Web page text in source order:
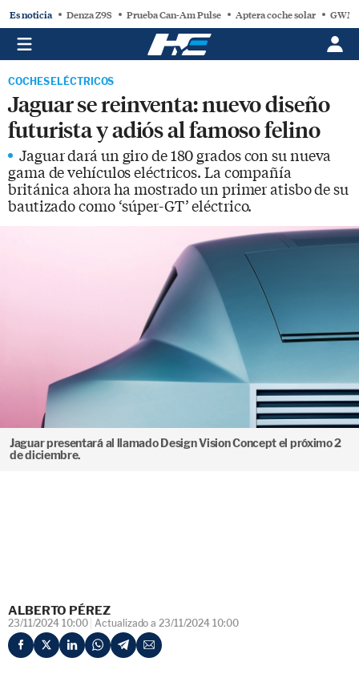
Es noticia Denza Z9S Prueba Can-Am Pulse Aptera coche solar GWM
COCHES ELÉCTRICOS
Jaguar se reinventa: nuevo diseño
futurista y adiós al famoso felino
Jaguar dará un giro de 180 grados con su nueva
gama de vehículos eléctricos. La compañía
británica ahora ha mostrado un primer atisbo de su
bautizado como ‘súper-GT’ eléctrico.
Jaguar presentará al llamado Design Vision Concept el próximo 2
de diciembre.
ALBERTO PÉREZ
23/11/2024 10:00 Actualizado a 23/11/2024 10:00